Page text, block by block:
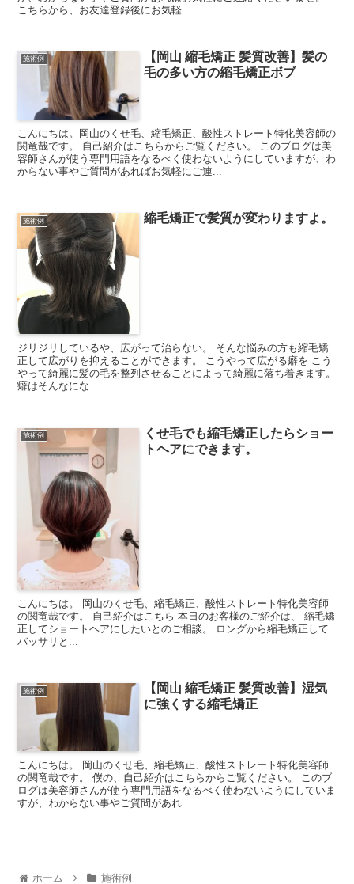
こちらから、お友達登録後にお気軽...
施術例
【岡山 縮毛矯正 髪質改善】髪の
毛の多い方の縮毛矯正ボブ
こんにちは。岡山のくせ毛、縮毛矯正、酸性ストレート特化美容師の
関竜哉です。 自己紹介はこちらからご覧ください。 このブログは美
容師さんが使う専門用語をなるべく使わないようにしていますが、わ
からない事やご質問があればお気軽にご連...
施術例 縮毛矯正で髪質が変わりますよ。
ジリジリしているや、広がって治らない。 そんな悩みの方も縮毛矯
正して広がりを抑えることができます。 こうやって広がる癖を こう
やって綺麗に髪の毛を整列させることによって綺麗に落ち着きます。
癖はそんなにな...
施術例
くせ毛でも縮毛矯正したらショー
トヘアにできます。
こんにちは。 岡山のくせ毛、縮毛矯正、酸性ストレート特化美容師
の関竜哉です。 自己紹介はこちら 本日のお客様のご紹介は、 縮毛矯
正してショートヘアにしたいとのご相談。 ロングから縮毛矯正して
バッサリと...
施術例
【岡山 縮毛矯正 髪質改善】湿気
に強くする縮毛矯正
こんにちは。 岡山のくせ毛、縮毛矯正、酸性ストレート特化美容師
の関竜哉です。 僕の、自己紹介はこちらからご覧ください。 このブ
ログは美容師さんが使う専門用語をなるべく使わないようにしていま
すが、わからない事やご質問があれ...
ホーム 施術例